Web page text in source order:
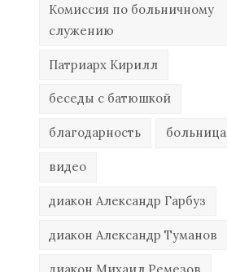
Комиссия по больничному
служению
Патриарх Кирилл
беседы с батюшкой
благодарность больница
видео
диакон Александр Гарбуз
диакон Александр Туманов
диакон Михаил Ремезов